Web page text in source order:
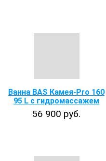
Ванна BAS Камея-Pro 160
95 L с гидромассажем
56 900 руб.